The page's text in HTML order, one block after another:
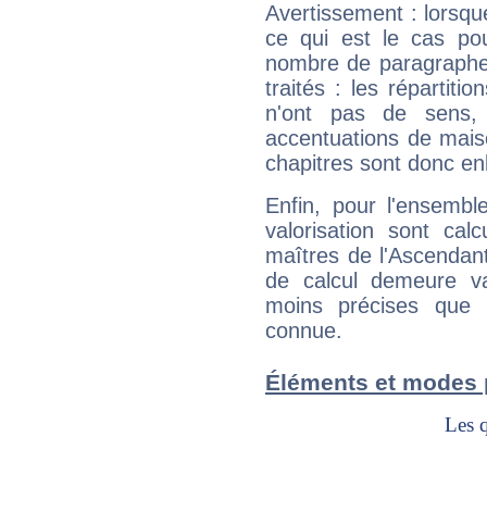
Avertissement :
ce qui est le cas
nombre de
traités : les
n'ont pas de sens,
accentuations de
chapitres sont donc
Enfin, pour
valorisation sont
maîtres de
de calcul demeure
moins précises que
connue.
Éléments et